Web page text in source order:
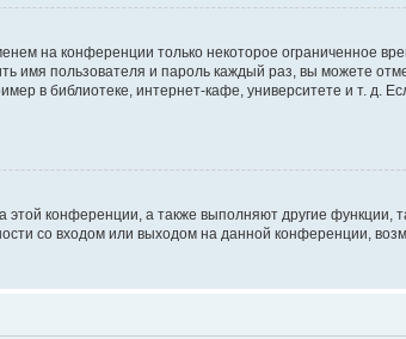
на конференции только некоторое ограниченное
имя пользователя и пароль каждый раз, вы можете
в библиотеке, интернет-кафе, университете и т. д.
конференции, а также выполняют другие функции,
со входом или выходом на данной конференции,